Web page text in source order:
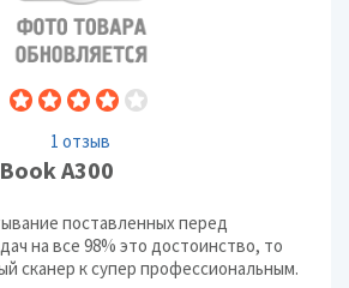
1 отзыв
A300
поставленных перед
на все 98% это достоинство, то
сканер к супер профессиональным.